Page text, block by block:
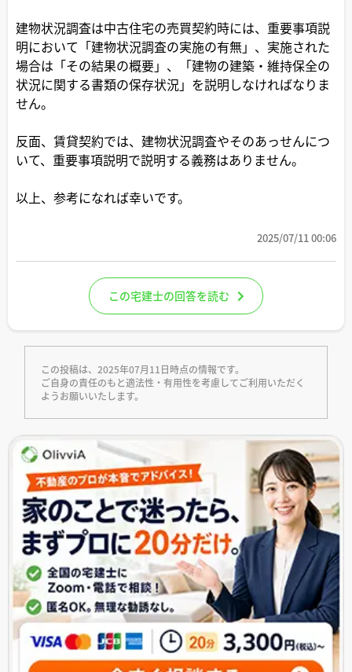
建物状況調査は中古住宅の売買契約時には、重要事項説
明において「建物状況調査の実施の有無」、実施された
場合は「その結果の概要」、「建物の建築・維持保全の
状況に関する書類の保存状況」を説明しなければなりま
せん。
反面、賃貸契約では、建物状況調査やそのあっせんにつ
いて、重要事項説明で説明する義務はありません。
以上、参考になれば幸いです。
2025/07/11 00:06
この宅建士の回答を読む
この投稿は、2025年07月11日時点の情報です。
ご自身の責任のもと適法性・有用性を考慮してご利用いただく
ようお願いいたします。